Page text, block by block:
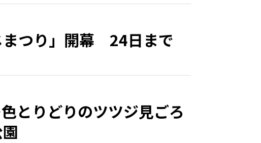
まつり」開幕 24日まで
とりどりのツツジ見ごろ